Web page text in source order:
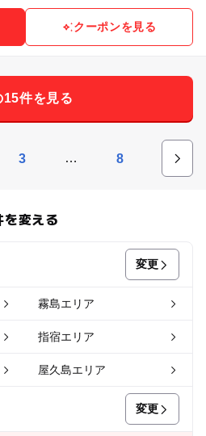
クーポンを見る
15件を見る
3 … 8
変える
変更
霧島エリア
指宿エリア
屋久島エリア
変更